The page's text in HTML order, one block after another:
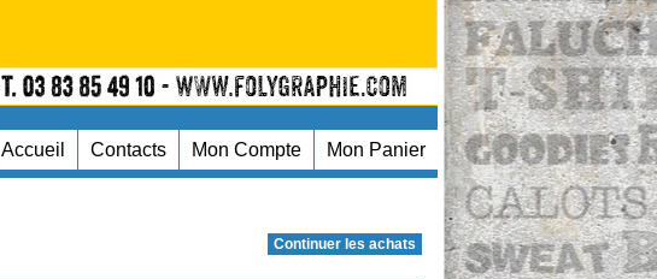
Accueil Contacts Mon Compte Mon Panier
Continuer les achats